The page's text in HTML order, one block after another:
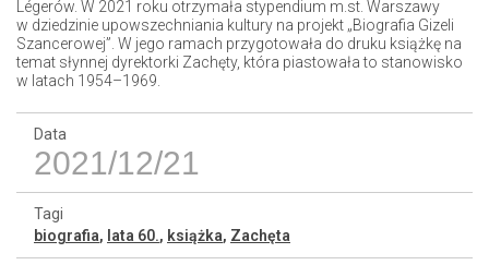
Légerów. W 2021 roku otrzymała stypendium m.st. Warszawy
w dziedzinie upowszechniania kultury na projekt „Biografia Gizeli
Szancerowej”. W jego ramach przygotowała do druku książkę na
temat słynnej dyrektorki Zachęty, która piastowała to stanowisko
w latach 1954–1969.
Data
2021/12/21
Tagi
biografia, lata 60., książka, Zachęta